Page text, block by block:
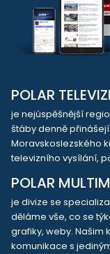
POLAR
je nejúspěšnější
štáby denně
Moravskoslezského
televizního vysílání,
POLAR
je divize se
děláme vše, co se
grafiky, weby. Našim
komunikace s